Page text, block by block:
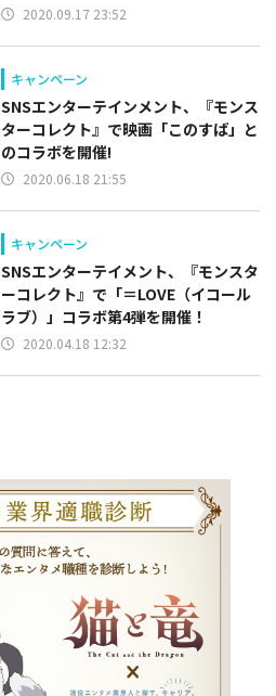
2020.09.17 23:52
キャンペーン
SNSエンターテインメント、『モンス
ターコレクト』で映画「このすば」と
のコラボを開催!
2020.06.18 21:55
キャンペーン
SNSエンターテイメント、『モンスタ
ーコレクト』で「＝LOVE（イコール
ラブ）」コラボ第4弾を開催！
2020.04.18 12:32